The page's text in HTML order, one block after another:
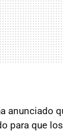
anunciado
para que